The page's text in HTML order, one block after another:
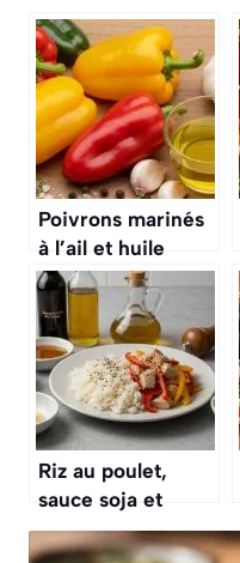
Poivrons marinés
à l’ail et huile
d’olive : recette
savoureuse
Riz au poulet,
sauce soja et
poivrons : recette
savoureuse